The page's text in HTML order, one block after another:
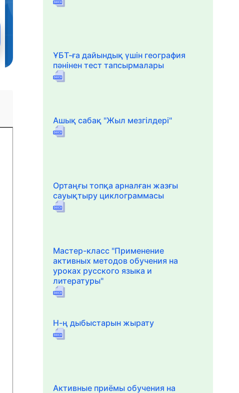
ҰБТ-ға дайындық үшін география
пәнінен тест тапсырмалары
Ашық сабақ "Жыл мезгілдері"
Ортаңғы топқа арналған жазғы
сауықтыру циклограммасы
Мастер-класс "Применение
активных методов обучения на
уроках русского языка и
литературы"
Н-ң дыбыстарын жырату
Активные приёмы обучения на